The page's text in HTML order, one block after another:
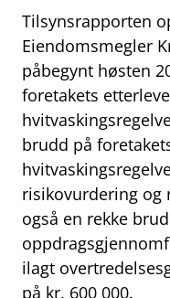
mail_outlineKontakt oss
work_outlineJobb hos oss
dashboardInformasjon
notifications_noneAbonner på
Tilsynsrapporten
Eiendomsmegler
påbegynt høsten
foretakets
brudd på
risikovurdering og
også en rekke
ilagt
på kr. 600 000.